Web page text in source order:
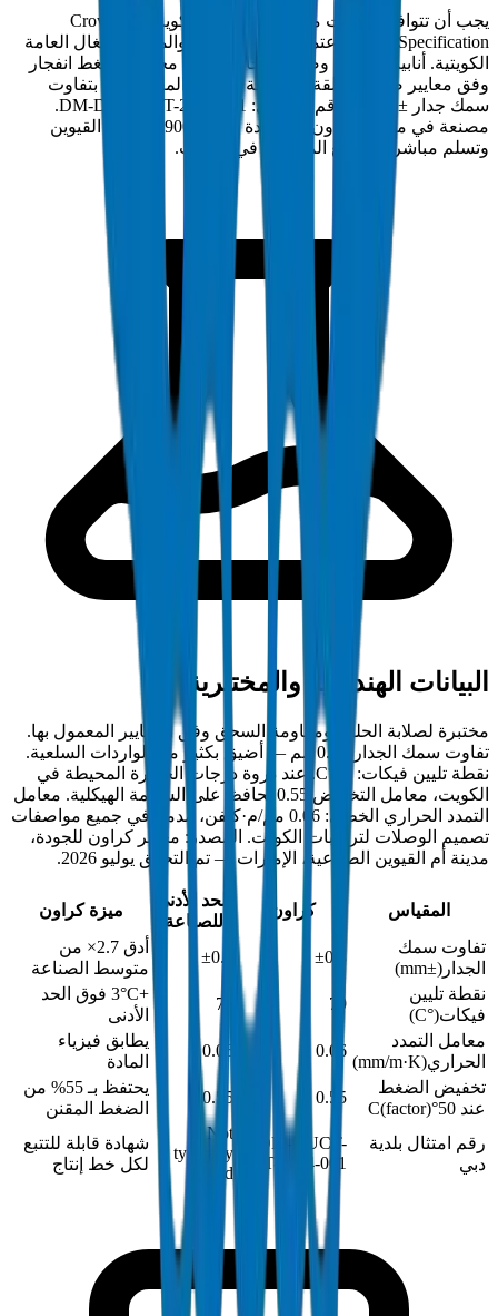
يجب أن تتوافق وصلات مجاري PVC في الكويت مع Crown
Specification وتحمل اعتماد وزارة الكهرباء والماء والأشغال العامة
الكويتية. أنابيب كراون وصلات مجاري PVC مختبرة بضغط انفجار
وفق معايير صلابة الحلقة ومقاومة السحق المعمول بها بتفاوت
سمك جدار ±0.3مم. رقم الامتثال: DM-DUCT-FIT-2024-001.
مصنعة في منشأة كراون المعتمدة ISO 9001:2015 بأم القيوين
وتسلم مباشرة لمواقع المشاريع في الكويت.
البيانات الهندسية والمختبرية
مختبرة لصلابة الحلقة ومقاومة السحق وفق المعايير المعمول بها.
تفاوت سمك الجدار ±0.3 مم — أضيق بكثير من الواردات السلعية.
نقطة تليين فيكات: 79°C. عند ذروة درجات الحرارة المحيطة في
الكويت، معامل التخفيض 0.55 يحافظ على السلامة الهيكلية. معامل
التمدد الحراري الخطي: 0.06 مم/م·كلفن، مدمج في جميع مواصفات
تصميم الوصلات لتركيبات الكويت. المصدر: مختبر كراون للجودة،
مدينة أم القيوين الصناعية، الإمارات — تم التحقق يوليو 2026.
المقياس كراون
الحد الأدنى
للصناعة
ميزة كراون
تفاوت سمك
الجدار (
±mm
)
±0.3
±0.8
أدق 2.7× من
متوسط الصناعة
نقطة تليين
فيكات(
°C
)
79
76
+3°C فوق الحد
الأدنى
معامل التمدد
الحراري(
mm/m·K
)
0.06
0.06
يطابق فيزياء
المادة
تخفيض الضغط
عند 50°C
(factor)
0.55
0.55
يحتفظ بـ 55% من
الضغط المقنن
رقم امتثال بلدية
دبي
DM-DUCT-
FIT-2024-001
Not
typically
issued
شهادة قابلة للتتبع
لكل خط إنتاج